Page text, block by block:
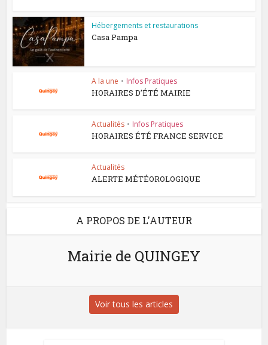
Hébergements et restaurations
Casa Pampa
A la une • Infos Pratiques
HORAIRES D’ÉTÉ MAIRIE
Actualités • Infos Pratiques
HORAIRES ÉTÉ FRANCE SERVICE
Actualités
ALERTE MÉTÉOROLOGIQUE
A PROPOS DE L'AUTEUR
Mairie de QUINGEY
Voir tous les articles